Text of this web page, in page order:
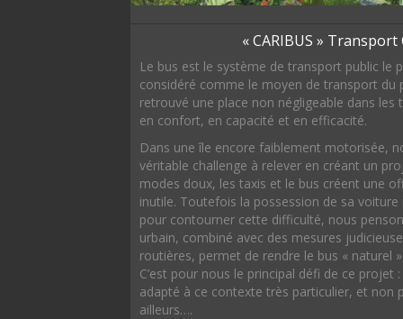
« CARIBUS »
Le bus est le système de transport public le
considéré comme le moyen de transport du
retrouvé une place non négligeable dans
en confort, en capacité et en efficacité.
Dans une île encore faiblement motorisée,
véritable challenge à relever en créant un
modes doux, les taxis et le bus créent une
inutile. Toutefois la possession de sa
pour contourner cette difficulté, nous
urbain, combiné avec des mesures
routières, permet de rendre le bus « naturel
C’est pour nous le principal défi de ce
adapté à ce contexte très particulier, et non
ailleurs….